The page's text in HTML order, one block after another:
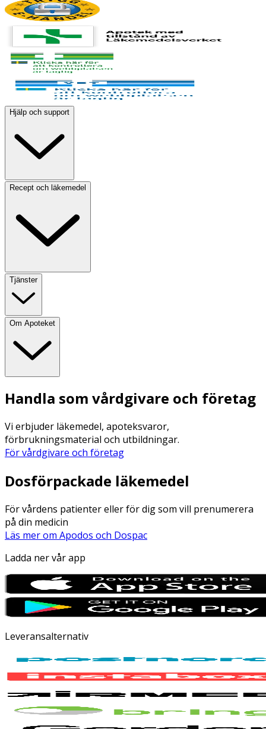
Hjälp och support
Recept och läkemedel
Tjänster
Om Apoteket
Handla som vårdgivare och företag
Vi erbjuder läkemedel, apoteksvaror,
förbrukningsmaterial och utbildningar.
För vårdgivare och företag
Dosförpackade läkemedel
För vårdens patienter eller för dig som vill prenumerera
på din medicin
Läs mer om Apodos och Dospac
Ladda ner vår app
Leveransalternativ